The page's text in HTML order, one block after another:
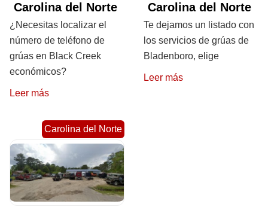
Carolina del Norte
¿Necesitas localizar el
número de teléfono de
grúas en Black Creek
económicos?
Leer más
Carolina del Norte
Te dejamos un listado con
los servicios de grúas de
Bladenboro, elige
Leer más
Carolina del Norte